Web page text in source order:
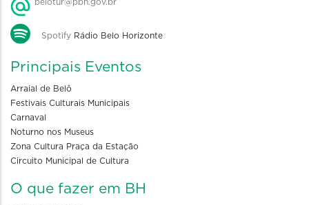
belotur@pbh.gov.br
Spotify Rádio Belo Horizonte
Principais Eventos
Arraial de Belô
Festivais Culturais Municipais
Carnaval
Noturno nos Museus
Zona Cultura Praça da Estação
Circuito Municipal de Cultura
O que fazer em BH